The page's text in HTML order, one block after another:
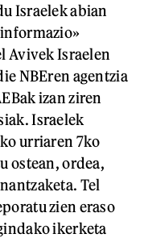
Israelek abian
Avivek Israelen
NBEren agentzia
izan ziren
Israelek
urriaren 7ko
ostean, ordea,
Tel
zien eraso
ikerketa